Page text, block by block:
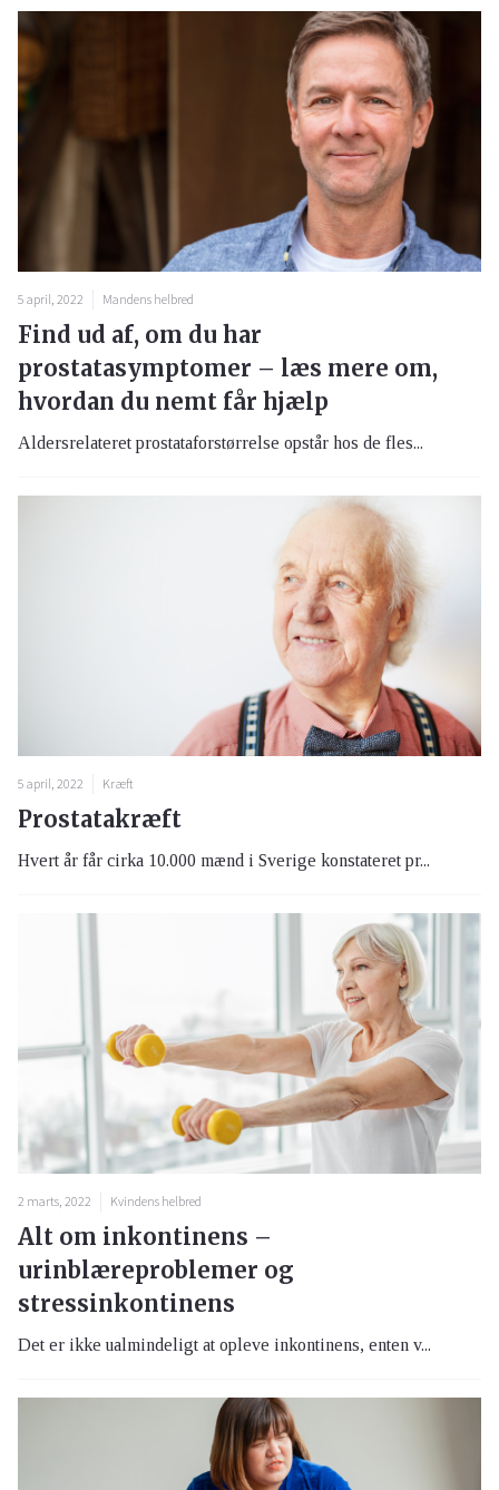
5 april, 2022 Mandens helbred
Find ud af, om du har
prostatasymptomer – læs mere om,
hvordan du nemt får hjælp
Aldersrelateret prostataforstørrelse opstår hos de fles...
5 april, 2022 Kræft
Prostatakræft
Hvert år får cirka 10.000 mænd i Sverige konstateret pr...
2 marts, 2022 Kvindens helbred
Alt om inkontinens –
urinblæreproblemer og
stressinkontinens
Det er ikke ualmindeligt at opleve inkontinens, enten v...